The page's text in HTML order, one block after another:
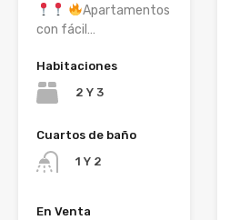
Apartamentos
con fácil…
Habitaciones
2 Y 3
Cuartos de baño
1 Y 2
En Venta